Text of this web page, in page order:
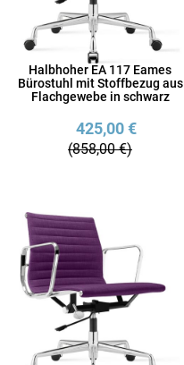
Halbhoher EA 117 Eames
Bürostuhl mit Stoffbezug aus
Flachgewebe in schwarz
425,00 €
(858,00 €)